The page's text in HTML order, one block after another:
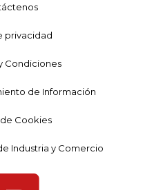
privacidad
Condiciones
de Información
Cookies
Industria y Comercio